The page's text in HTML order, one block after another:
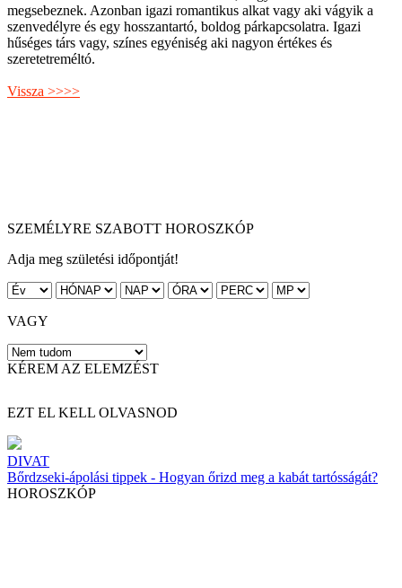
megsebeznek. Azonban igazi romantikus alkat vagy aki vágyik a
szenvedélyre és egy hosszantartó, boldog párkapcsolatra. Igazi
hűséges társ vagy, színes egyéniség aki nagyon értékes és
szeretetreméltó.
Vissza >>>>
SZEMÉLYRE SZABOTT HOROSZKÓP
Adja meg születési időpontját!
VAGY
KÉREM AZ ELEMZÉST
EZT EL KELL OLVASNOD
DIVAT
Bőrdzseki-ápolási tippek - Hogyan őrizd meg a kabát tartósságát?
HOROSZKÓP